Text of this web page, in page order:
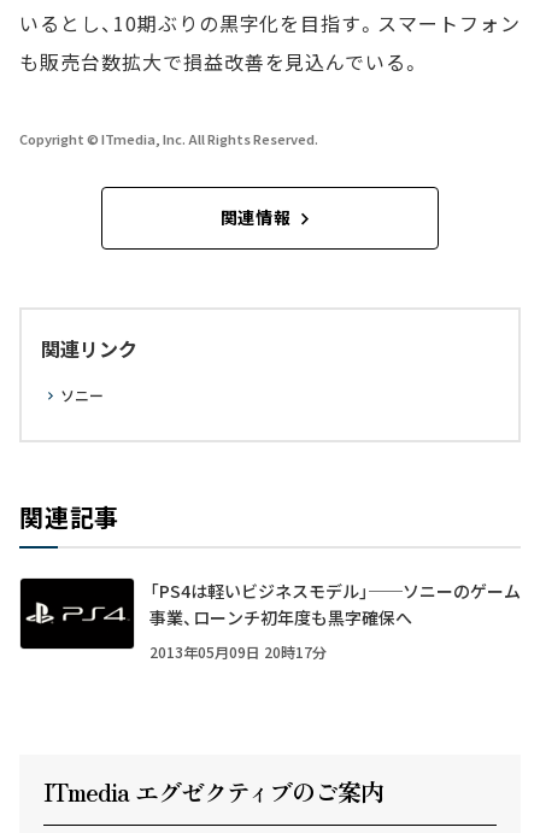
いるとし、10期ぶりの黒字化を目指す。スマートフォン
も販売台数拡大で損益改善を見込んでいる。
Copyright © ITmedia, Inc. All Rights Reserved.
関連情報
関連リンク
ソニー
関連記事
「PS4は軽いビジネスモデル」──ソニーのゲーム
事業、ローンチ初年度も黒字確保へ
2013年05月09日 20時17分
ITmedia エグゼクティ ブのご案内